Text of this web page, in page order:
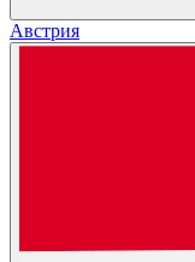
Австрия